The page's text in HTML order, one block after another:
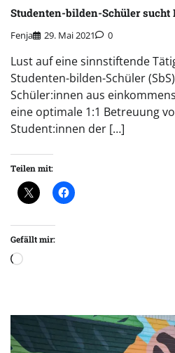
Studenten-bilden-Schüler sucht
Fenja 29. Mai 2021 0
Lust auf eine sinnstiftende
Studenten-bilden-Schüler
Schüler:innen aus
eine optimale 1:1 Betreuung
Student:innen der […]
Teilen mit:
Gefällt mir:
Wird